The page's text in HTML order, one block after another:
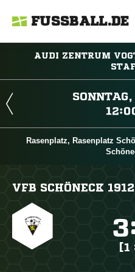
FUSSBALL.DE
AUDI ZENTRUM

Rasenplatz, Rasenplatz
VFB SCHÖNECK

[1